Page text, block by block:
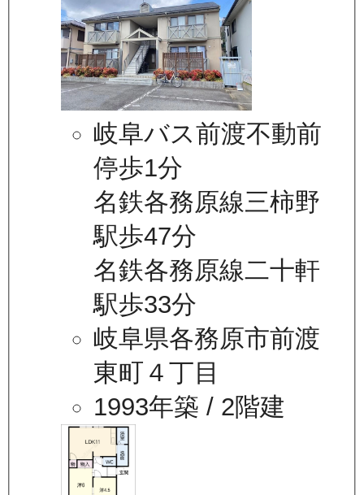
岐阜バス前渡不動前
停歩1分
名鉄各務原線三柿野
駅歩47分
名鉄各務原線二十軒
駅歩33分
岐阜県各務原市前渡
東町４丁目
1993年築 / 2階建